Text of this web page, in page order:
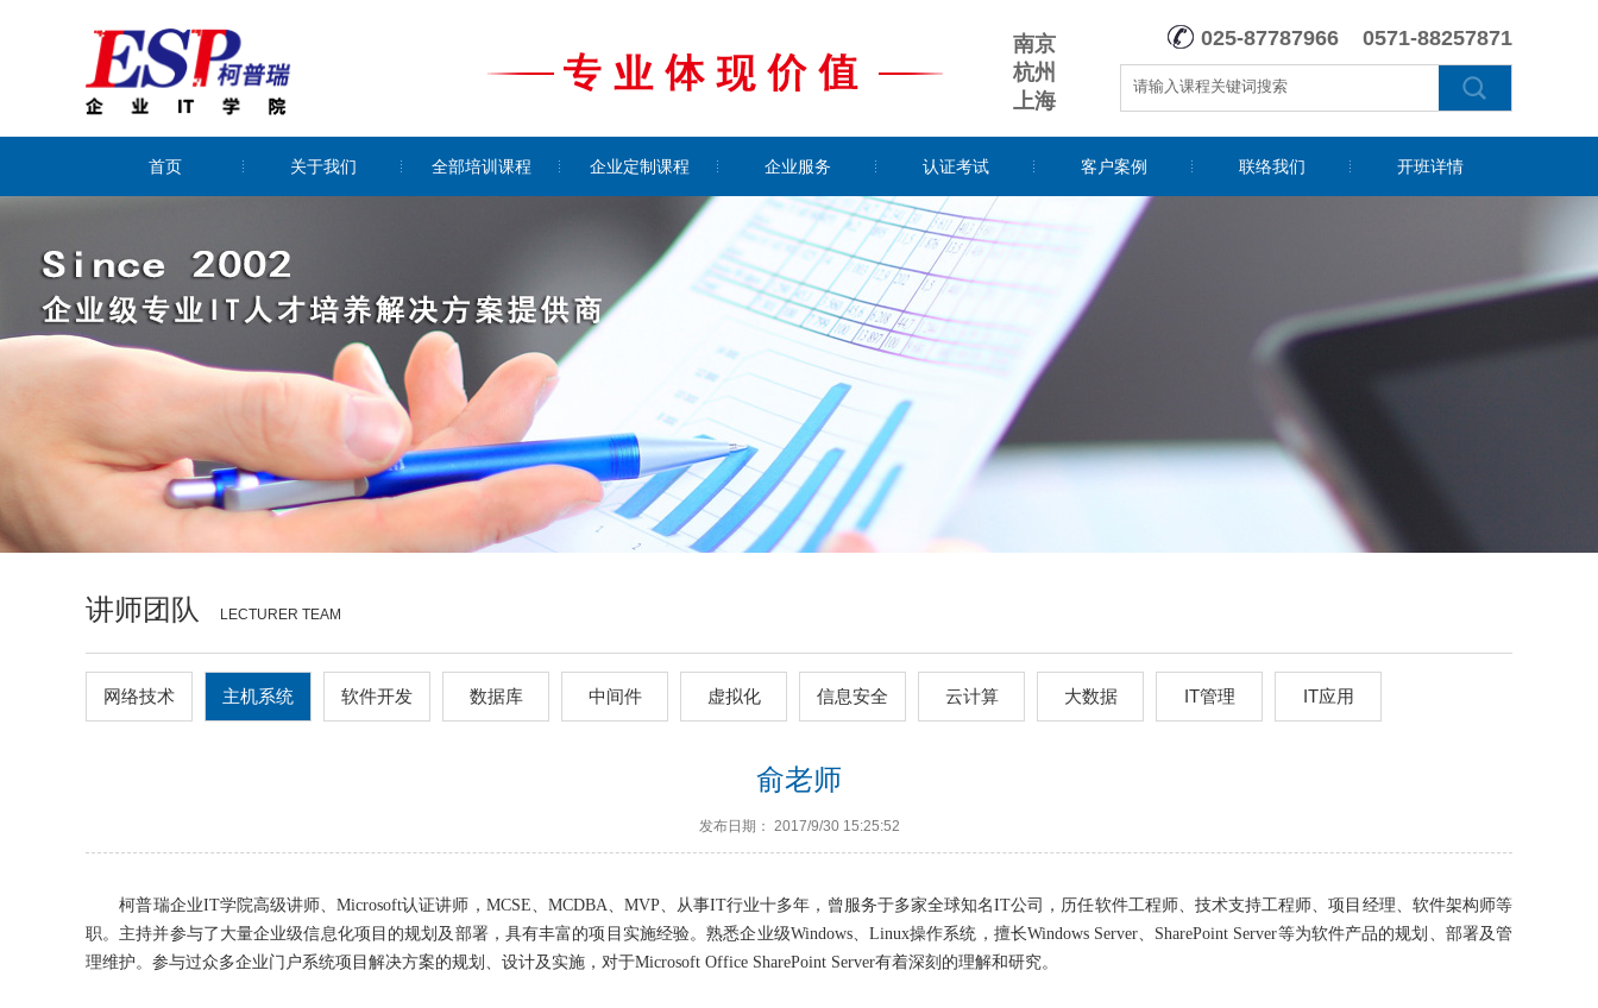
南京
杭州
上海
025-87787966 0571-88257871
首页 关于我们 全部培训课程 企业定制课程 企业服务 认证考试 客户案例 联络我们 开班详情
讲师团队 LECTURER TEAM
网络技术 主机系统 软件开发 数据库 中间件 虚拟化 信息安全 云计算 大数据 IT管理 IT应用
俞老师
发布日期： 2017/9/30 15:25:52
柯普瑞企业IT学院高级讲师、Microsoft认证讲师，MCSE、MCDBA、MVP、从事IT行业十多年，曾服务于多家全球知名IT公司，历任软件工程师、技术支持工程师、项目经理、软件架构师等
职。主持并参与了大量企业级信息化项目的规划及部署，具有丰富的项目实施经验。熟悉企业级Windows、Linux操作系统，擅长Windows Server、SharePoint Server等为软件产品的规划、部署及管
理维护。参与过众多企业门户系统项目解决方案的规划、设计及实施，对于Microsoft Office SharePoint Server有着深刻的理解和研究。